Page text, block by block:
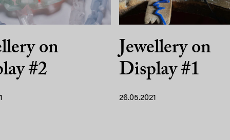
on
#2
Jewellery on
Display #1
26.05.2021